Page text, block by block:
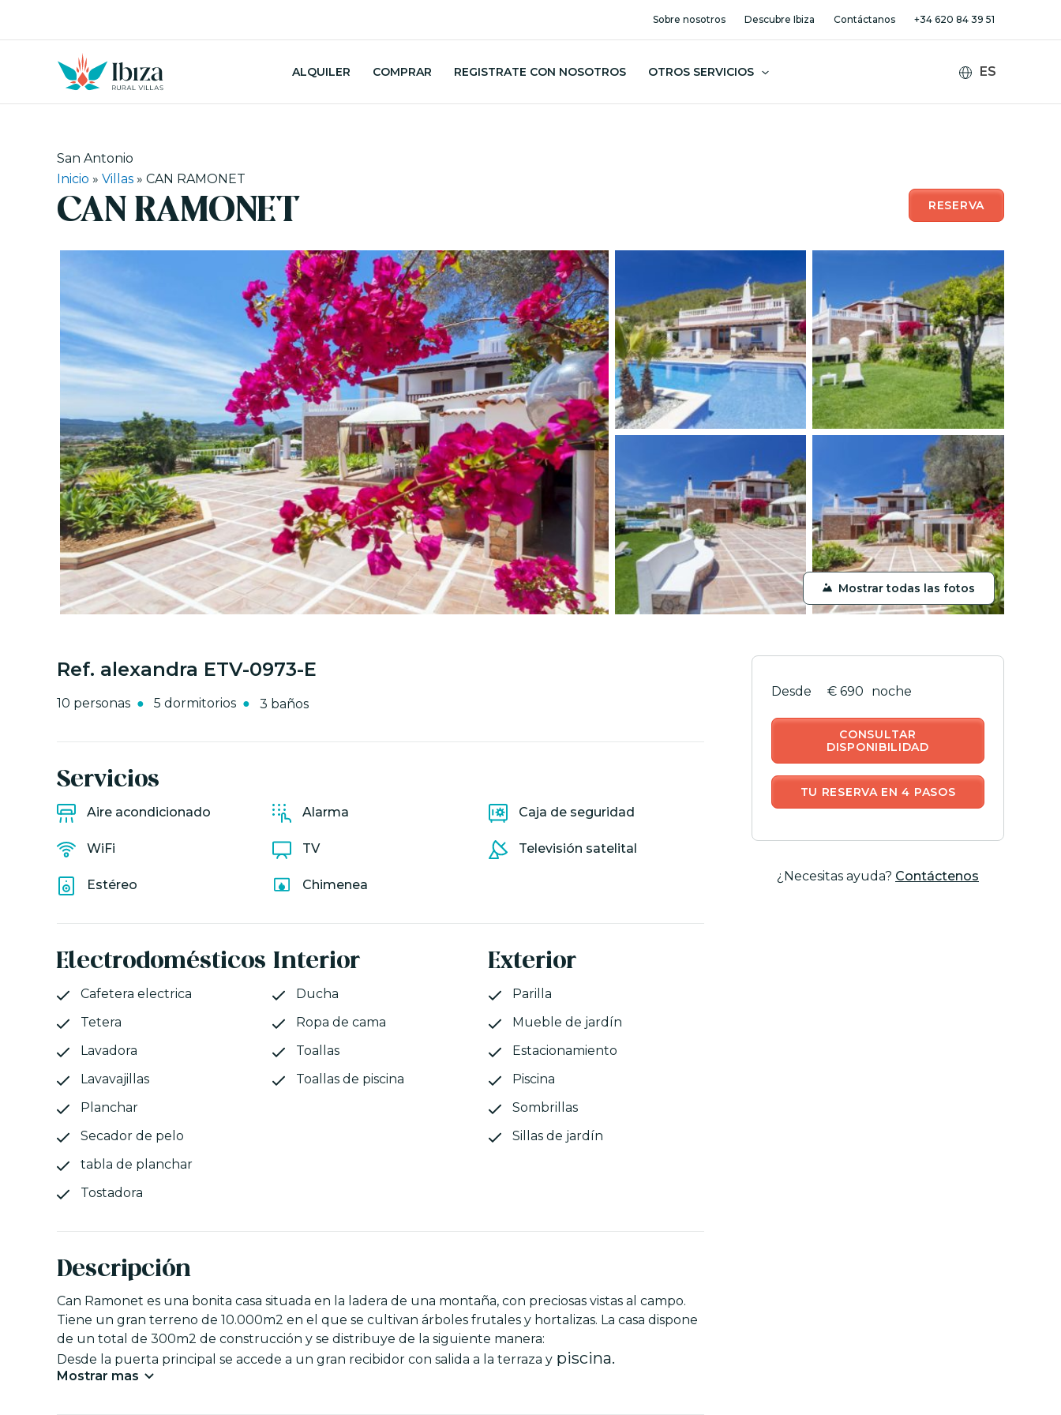
Sobre nosotros Descubre Ibiza Contáctanos +34 620 84 39 51
ALQUILER COMPRAR REGISTRATE CON NOSOTROS OTROS SERVICIOS
San Antonio
Inicio » Villas » CAN RAMONET
CAN RAMONET RESERVA
Mostrar todas las fotos
Ref. alexandra ETV-0973-E
10 personas 5 dormitorios 3 baños
Servicios
Aire acondicionado Alarma Caja de seguridad
WiFi TV Televisión satelital
Estéreo Chimenea
Electrodomésticos
Cafetera electrica
Tetera
Lavadora
Lavavajillas
Planchar
Secador de pelo
tabla de planchar
Tostadora
Interior
Ducha
Ropa de cama
Toallas
Toallas de piscina
Exterior
Parilla
Mueble de jardín
Estacionamiento
Piscina
Sombrillas
Sillas de jardín
Descripción
Can Ramonet es una bonita casa situada en la ladera de una montaña, con preciosas vistas al campo.
Tiene un gran terreno de 10.000m2 en el que se cultivan árboles frutales y hortalizas. La casa dispone
de un total de 300m2 de construcción y se distribuye de la siguiente manera:
Desde la puerta principal se accede a un gran recibidor con salida a la terraza y piscina.
Mostrar mas
€ 690 noche
CONSULTAR
DISPONIBILIDAD
TU RESERVA EN 4 PASOS
¿Necesitas ayuda? Contáctenos